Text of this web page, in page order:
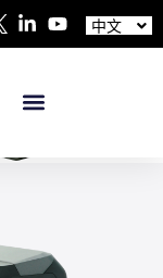
中文
日本語